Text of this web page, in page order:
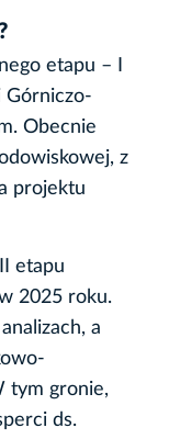
etapu – I
Górniczo-
Obecnie
z
projektu
etapu
2025 roku.
a
tym gronie,
ds.